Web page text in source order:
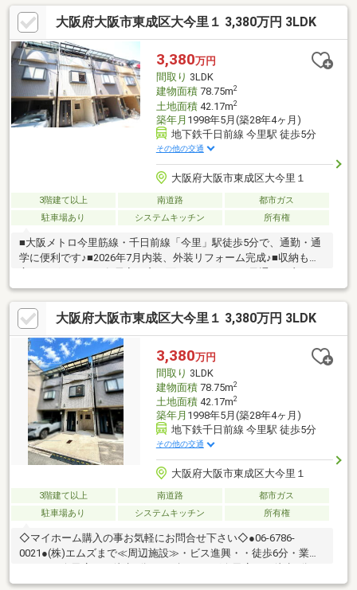
良いですよ■各居室が６帖以上と十分なスペースを確保してます
ね■百貨店やスーパーが徒歩10分圏内♪■ハイルーフ車の駐車が可
能です♪■我公司有中国籍的工作人員。針対海外匯款等各項手続経
験豊富、接受各種咨詢！※ネットで他社様が広告している物件も
同時に紹介可能です
大阪府大阪市東成区大今里１ 3,380万円 3LDK
3,380万円
間取り 3LDK
建物面積78.75m2
土地面積42.17m2
築年月 1998年5月(築28年4ヶ月)
地下鉄千日前線 今里駅 徒歩5分
その他の交通
大阪府大阪市東成区大今里１
3階建て以上 南道路
都市ガス
駐車場あり
システムキッチン 所有権
■大阪メトロ今里筋線・千日前線「今里」駅徒歩5分で、通勤・通
学に便利です♪■2026年7月内装、外装リフォーム完成♪■収納も豊
部屋になっております♪■駐車スペース付き♪
大阪府大阪市東成区大今里１ 3,380万円 3LDK
3,380万円
間取り 3LDK
建物面積78.75m2
土地面積42.17m2
築年月 1998年5月(築28年4ヶ月)
地下鉄千日前線 今里駅 徒歩5分
その他の交通
大阪府大阪市東成区大今里１
3階建て以上 南道路
都市ガス
駐車場あり
システムキッチン 所有権
◇マイホーム購入の事お気軽にお問合せ下さい◇●06-6786-
0021●(株)エムズまで≪周辺施設≫・ビス進興・・徒歩6分・業務
ファミリーマート大今里一丁目店・・徒歩2分・東成大今里郵便